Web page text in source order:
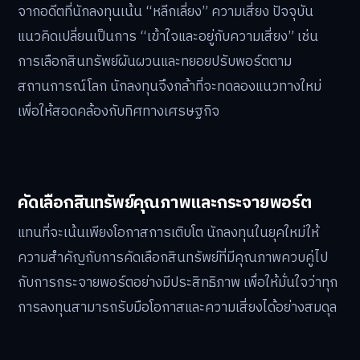
จากอดีตที่นักลงทุนเน้น “หลีกเลี่ยง” ความเสี่ยง ปัจจุบัน
แนวคิดเปลี่ยนเป็นการ “เข้าใจและอยู่กับความเสี่ยง” เช่น
การเลือกสินทรัพย์ผันผวนและทยอยปรับพอร์ตตาม
สถานการณ์โลก นักลงทุนจึงกล้าที่จะทดลองแนวทางใหม่
เพื่อให้สอดคล้องกับทิศทางเศรษฐกิจ
คัดเลือกสินทรัพย์คุณภาพและกระจายพอร์ต
แทนที่จะเน้นเพียงโอกาสการเติบโต นักลงทุนในยุคใหม่ให้
ความสำคัญกับการคัดเลือกสินทรัพย์ที่มีคุณภาพควบคู่ไป
กับการกระจายพอร์ตอย่างมีประสิทธิภาพ เพื่อให้มั่นใจว่าทุก
การลงทุนสามารถรับมือโอกาสและความเสี่ยงได้อย่างสมดุล